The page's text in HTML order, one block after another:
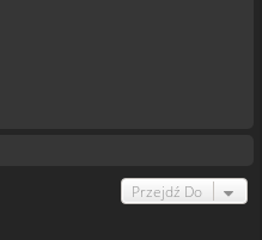
Przejdź Do